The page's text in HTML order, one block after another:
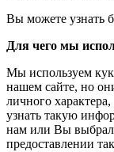
Вы можете узнать
Для чего мы
Мы используем
нашем сайте, но
личного
узнать такую
нам или Вы
предоставлении